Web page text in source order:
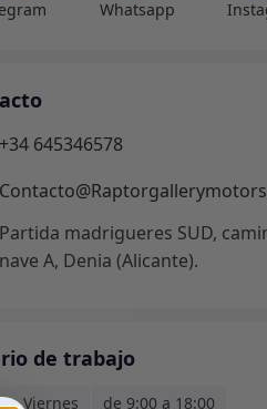
Whatsapp
+34 645346578
Partida madrigueres SUD,
nave A, Denia (Alicante).
de trabajo
- Viernes
de 9:00 a 18:00